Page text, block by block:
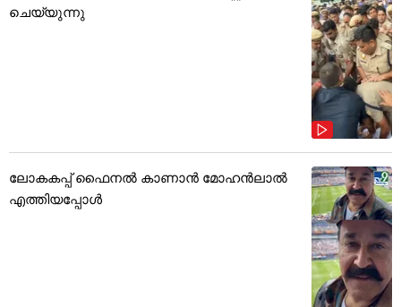
ചെയ്യുന്നു
ലോകകപ്പ് ഫൈനൽ കാണാൻ മോഹൻലാൽ
എത്തിയപ്പോൾ